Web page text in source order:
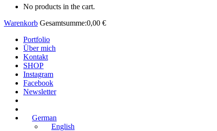
No products in the cart.
Warenkorb Gesamtsumme:0,00 €
Portfolio
Über mich
Kontakt
SHOP
Instagram
Facebook
Newsletter
German
English